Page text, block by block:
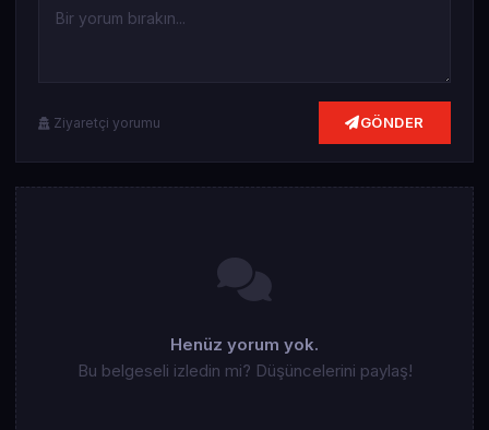
Ziyaretçi yorumu GÖNDER
Henüz yorum yok.
Bu belgeseli izledin mi? Düşüncelerini paylaş!